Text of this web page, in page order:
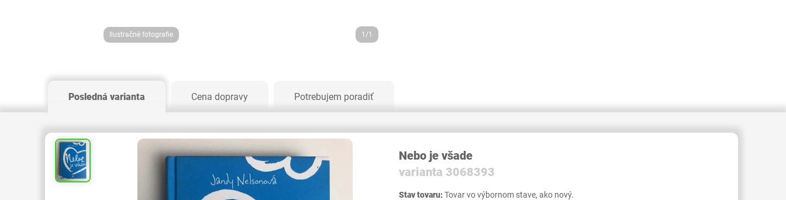
Ilustračné fotografie 1/1
Posledná varianta Cena dopravy Potrebujem poradiť
Nebo je všade
varianta 3068393
Stav tovaru:Tovar vo výbornom stave, ako nový.